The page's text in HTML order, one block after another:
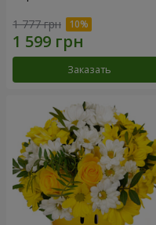
1 777 грн
Заказать